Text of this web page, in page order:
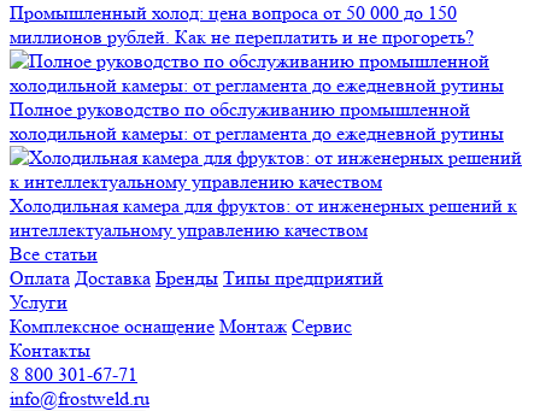
Промышленный холод: цена вопроса от 50 000 до 150
миллионов рублей. Как не переплатить и не прогореть?
Полное руководство по обслуживанию промышленной
холодильной камеры: от регламента до ежедневной рутины
Холодильная камера для фруктов: от инженерных решений к
интеллектуальному управлению качеством
Все статьи
Оплата Доставка Бренды Типы предприятий
Услуги
Комплексное оснащение Монтаж Сервис
Контакты
8 800 301-67-71
info@frostweld.ru